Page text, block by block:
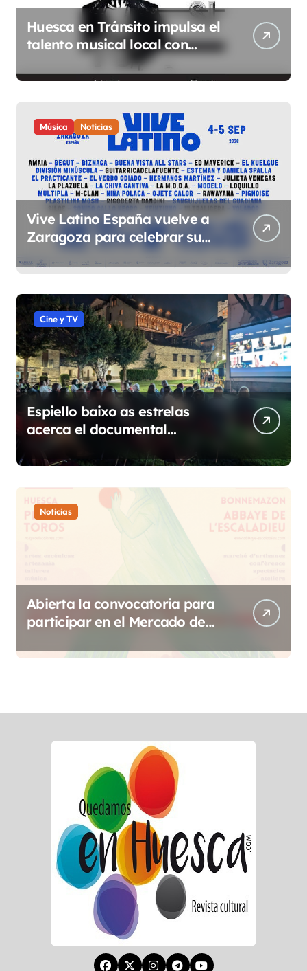
Huesca en Tránsito impulsa el
talento musical local con
conciertos durante todo 2026
Música Noticias
Vive Latino España vuelve a
Zaragoza para celebrar su
quinta edición el 4 y 5 de
septiembre en el Espacio
Expo
Cine y TV
Espiello baixo as estrelas
acerca el documental
etnográfico a 14 localidades
de Sobrarbe
Noticias
Abierta la convocatoria para
participar en el Mercado de